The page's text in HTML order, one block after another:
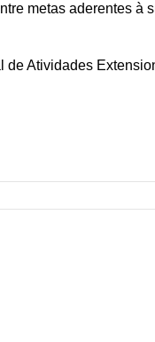
metas aderentes à
de Atividades